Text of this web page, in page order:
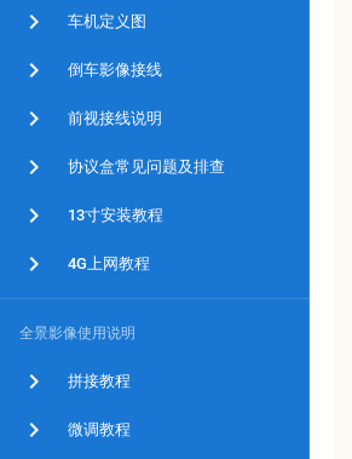
车机定义图
倒车影像接线
前视接线说明
协议盒常见问题及排查
13寸安装教程
4G上网教程
全景影像使用说明
拼接教程
微调教程